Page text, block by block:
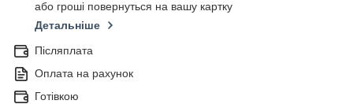
або гроші повернуться на вашу картку
Детальніше
Післяплата
Оплата на рахунок
Готівкою